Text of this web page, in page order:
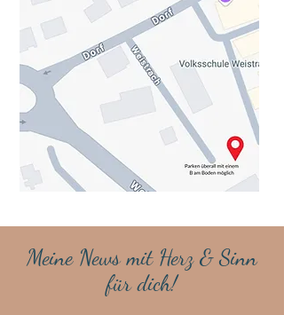
Meine News mit Herz & Sinn
für dich!